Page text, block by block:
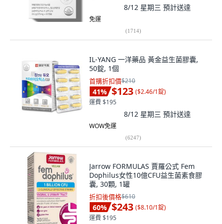
8/12 星期三 預計送達
免運
(1714)
IL-YANG 一洋藥品 黃金益生菌膠囊,
50錠, 1個
首購折扣價$210
41% $123 ($2.46/1錠)
運費 $195
8/12 星期三 預計送達
WOW免運
(6247)
Jarrow FORMULAS 賈羅公式 Fem
Dophilus女性10億CFU益生菌素食膠
囊, 30顆, 1罐
折扣後價格$610
60% $243 ($8.10/1錠)
運費 $195